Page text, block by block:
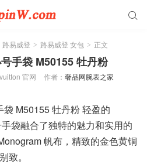

路易威登 > 路易威登 女包 > 正文
手袋 M50155 牡丹粉
官网 作者： 奢品网腕表之家
M50155 牡丹粉 轻盈的
袋融合了独特的魅力和实用的
帆布，精致的金色黄铜
致。